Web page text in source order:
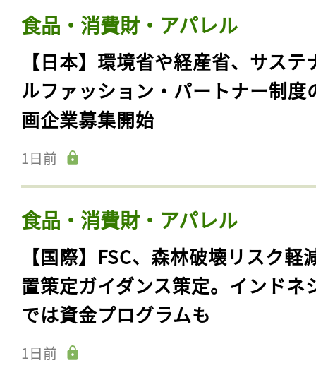
食品・消費財・アパレル
【日本】環境省や経産省、サステ
ルファッション・パートナー制度
画企業募集開始
1日前
食品・消費財・アパレル
【国際】FSC、森林破壊リスク軽
置策定ガイダンス策定。インドネ
では資金プログラムも
1日前